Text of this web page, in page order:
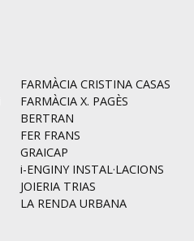
FARMÀCIA CRISTINA CASAS
FARMÀCIA X. PAGÈS
BERTRAN
FER FRANS
GRAICAP
i-ENGINY INSTAL·LACIONS
JOIERIA TRIAS
LA RENDA URBANA